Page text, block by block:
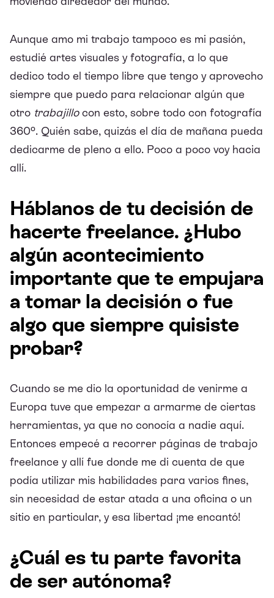
Aunque amo mi trabajo tampoco es mi pasión,
estudié artes visuales y fotografía, a lo que
dedico todo el tiempo libre que tengo y aprovecho
siempre que puedo para relacionar algún que
otro trabajillocon esto, sobre todo con fotografía
360º. Quién sabe, quizás el día de mañana pueda
dedicarme de pleno a ello. Poco a poco voy hacia
allí.
Háblanos de tu decisión de
hacerte freelance. ¿Hubo
algún acontecimiento
importante que te empujara
a tomar la decisión o fue
algo que siempre quisiste
probar?
Cuando se me dio la oportunidad de venirme a
Europa tuve que empezar a armarme de ciertas
herramientas, ya que no conocía a nadie aquí.
Entonces empecé a recorrer páginas de trabajo
freelance y allí fue donde me di cuenta de que
podía utilizar mis habilidades para varios fines,
sin necesidad de estar atada a una oficina o un
sitio en particular, y esa libertad ¡me encantó!
¿Cuál es tu parte favorita
de ser autónoma?